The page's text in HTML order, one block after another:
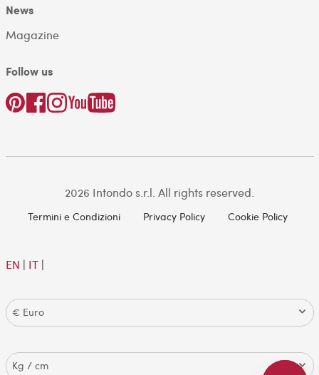
News
Magazine
Follow us
2026 Intondo s.r.l. All rights reserved.
Termini e Condizioni Privacy Policy Cookie Policy
EN | IT|